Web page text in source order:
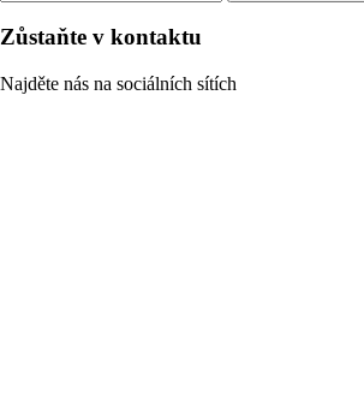
Zůstaňte v kontaktu
Najděte nás na sociálních sítích